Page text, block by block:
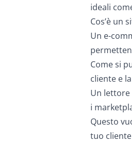
ideali
Cos’è un
Un e-
Come si
cliente e
Un
i
Questo
tuo